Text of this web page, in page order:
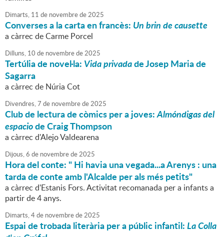
Dimarts, 11 de novembrede2025
Converses a la carta en francès: Un brin de causette
a càrrec de Carme Porcel
Dilluns, 10 de novembrede2025
Tertúlia de novel·la: Vida privadade Josep Maria de
Sagarra
a càrrec de Núria Cot
Divendres,7 de novembrede2025
Club de lectura de còmics per a joves:Almóndigas del
espaciode Craig Thompson
a càrrec d'Alejo Valdearena
Dijous,6 de novembrede2025
Hora del conte: " Hi havia una vegada...a Arenys : una
tarda de conte amb l'Alcalde per als més petits"
a càrrec d'Estanis Fors. Activitat recomanada per a infants a
partir de 4 anys.
Dimarts,4de novembrede2025
Espai de trobada literària per a públic infantil:La Colla